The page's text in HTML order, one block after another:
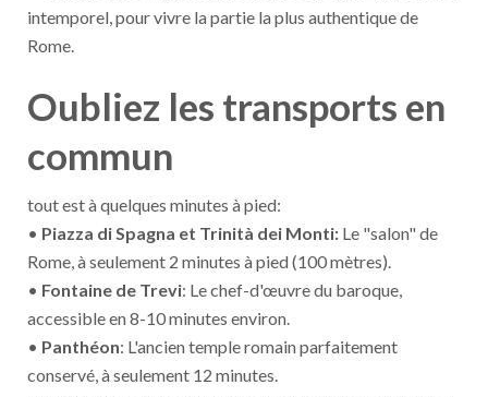
intemporel, pour vivre la partie la plus authentique de
Rome.
Oubliez les transports en
commun
tout est à quelques minutes à pied:
• Piazza di Spagna et Trinità dei Monti: Le "salon" de
Rome, à seulement 2 minutes à pied (100 mètres).
• Fontaine de Trevi: Le chef-d'œuvre du baroque,
accessible en 8-10 minutes environ.
• Panthéon: L'ancien temple romain parfaitement
conservé, à seulement 12 minutes.